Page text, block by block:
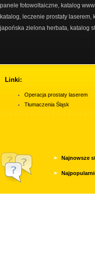
panele fotowoltaiczne katalog www
katalog
leczenie prostaty laserem
japońska zielona herbata katalog
Linki:
Operacja prostaty laserem
Tłumaczenia Śląsk
Najnowsze